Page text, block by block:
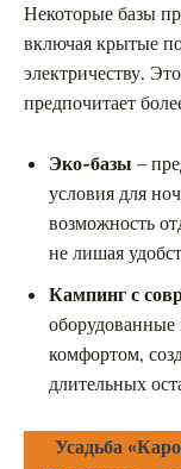
Некоторые базы
включая крытые
электричеству.
предпочитает
Эко-базы –
условия для
возможность
не лишая
Кампинг с
оборудованные
комфортом,
длительных
Усадьба